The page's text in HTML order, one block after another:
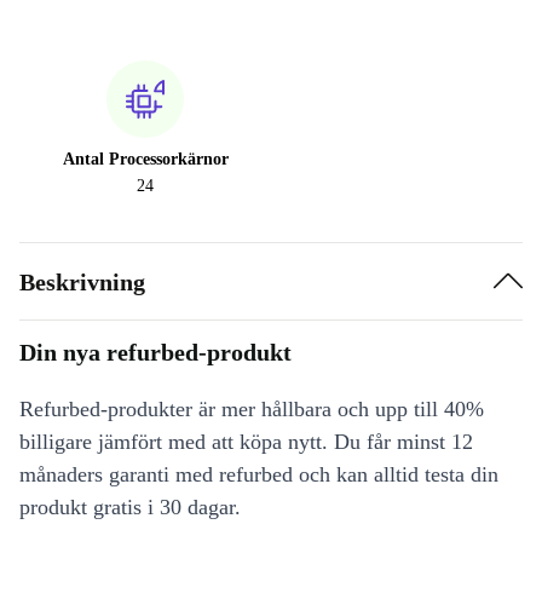
Antal Processorkärnor
24
Beskrivning
Din nya refurbed-produkt
Refurbed-produkter är mer hållbara och upp till 40%
billigare jämfört med att köpa nytt. Du får minst 12
månaders garanti med refurbed och kan alltid testa din
produkt gratis i 30 dagar.